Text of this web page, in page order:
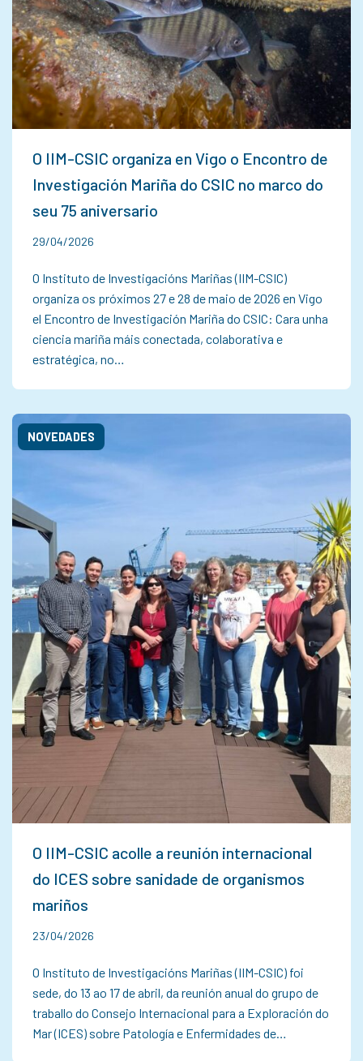
O IIM-CSIC organiza en Vigo o Encontro de
Investigación Mariña do CSIC no marco do
seu 75 aniversario
29/04/2026
O Instituto de Investigacións Mariñas (IIM-CSIC)
organiza os próximos 27 e 28 de maio de 2026 en Vigo
el Encontro de Investigación Mariña do CSIC: Cara unha
ciencia mariña máis conectada, colaborativa e
estratégica, no…
O IIM-CSIC acolle a reunión internacional
do ICES sobre sanidade de organismos
mariños
NOVEDADES
23/04/2026
O Instituto de Investigacións Mariñas (IIM-CSIC) foi
sede, do 13 ao 17 de abril, da reunión anual do grupo de
traballo do Consejo Internacional para a Exploración do
Mar (ICES) sobre Patología e Enfermidades de…